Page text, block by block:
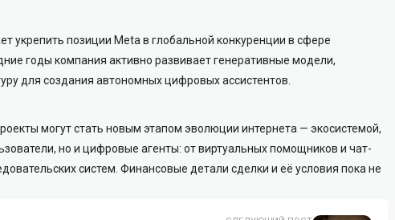
укрепить позиции Meta в глобальной конкуренции в сфере
годы компания активно развивает генеративные модели,
для создания автономных цифровых ассистентов.
могут стать новым этапом эволюции интернета — экосистемой,
но и цифровые агенты: от виртуальных помощников и чат-
систем. Финансовые детали сделки и её условия пока не